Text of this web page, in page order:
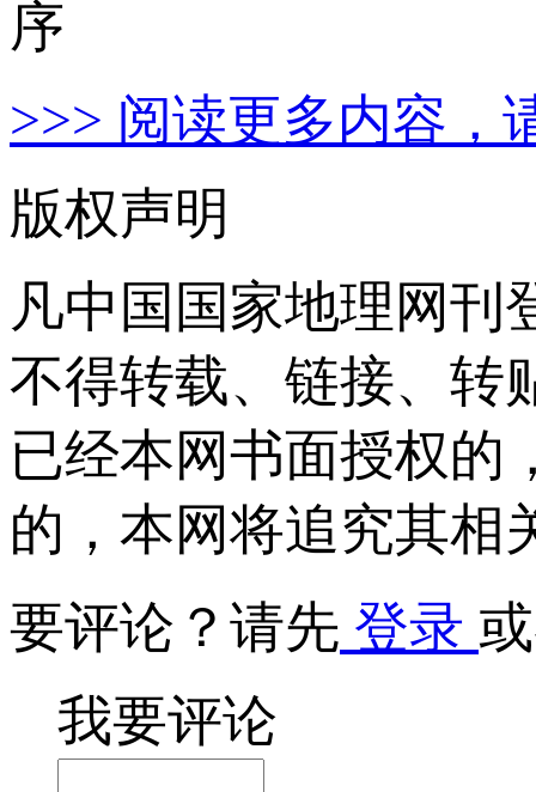
>>> 阅读更多内容，
版权声明
凡中国国家地理网刊
不得转载、链接、转
已经本网书面授权的
的，本网将追究其相
要评论？请先 登录
我要评论